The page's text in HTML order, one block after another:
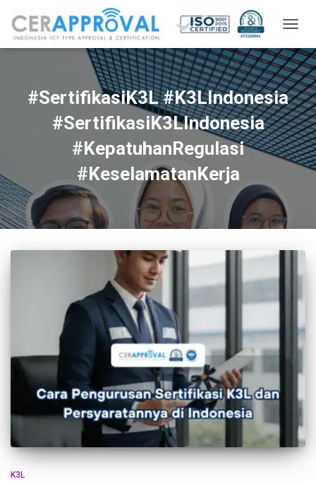
#SertifikasiK3L #K3LIndonesia
#SertifikasiK3LIndonesia
#KepatuhanRegulasi
#KeselamatanKerja
K3L